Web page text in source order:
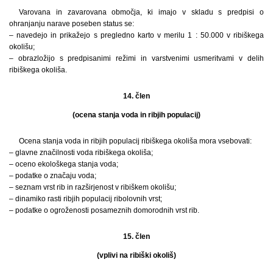
Varovana in zavarovana območja, ki imajo v skladu s predpisi o
ohranjanju narave poseben status se:
– navedejo in prikažejo s pregledno karto v merilu 1 : 50.000 v ribiškega
okolišu;
– obrazložijo s predpisanimi režimi in varstvenimi usmeritvami v delih
ribiškega okoliša.
14. člen
(ocena stanja voda in ribjih populacij)
Ocena stanja voda in ribjih populacij ribiškega okoliša mora vsebovati:
– glavne značilnosti voda ribiškega okoliša;
– oceno ekološkega stanja voda;
– podatke o značaju voda;
– seznam vrst rib in razširjenost v ribiškem okolišu;
– dinamiko rasti ribjih populacij ribolovnih vrst;
– podatke o ogroženosti posameznih domorodnih vrst rib.
15. člen
(vplivi na ribiški okoliš)